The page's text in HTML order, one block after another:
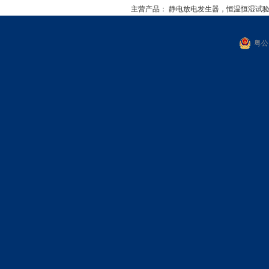
主营产品： 静电放电发生器，恒温恒湿试
粤公